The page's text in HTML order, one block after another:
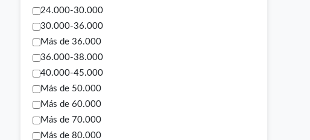
24.000-30.000
30.000-36.000
Más de 36.000
36.000-38.000
40.000-45.000
Más de 50.000
Más de 60.000
Más de 70.000
Más de 80.000